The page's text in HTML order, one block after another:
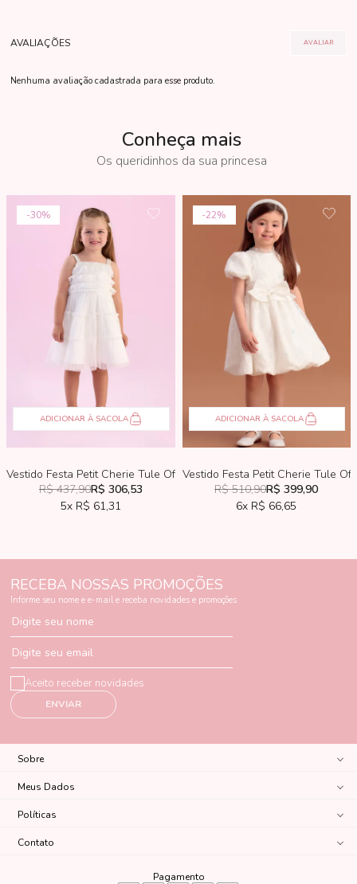
Nenhuma avaliação cadastrada para esse produto.
Conheça mais
30%
ADICIONAR À SACOLA
Vestido Festa Petit Cherie Tule Off-White
R$ 437,90R$ 306,53
5x R$ 61,31
22%
ADICIONAR À SACOLA
Vestido Festa Petit Cherie Tule
R$ 510,90R$ 399,90
6x R$ 66,65
RECEBA NOSSAS PROMOÇÕES
Informe seu nome e e-mail e receba novidades e promoções
Digite seu nome
Digite seu email
ENVIAR
Aceito receber novidades
Sobre
Meus Dados
Políticas
Contato
Pagamento